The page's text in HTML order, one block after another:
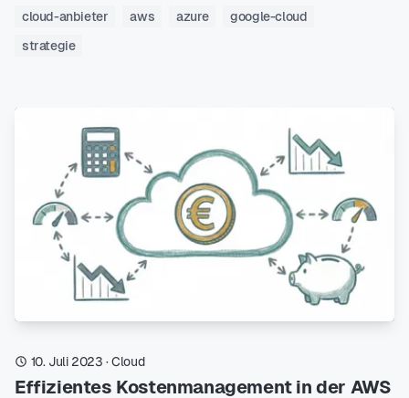
cloud-anbieter aws azure
google-cloud
strategie
10. Juli 2023 ·Cloud
Effizientes Kostenmanagement in der AWS